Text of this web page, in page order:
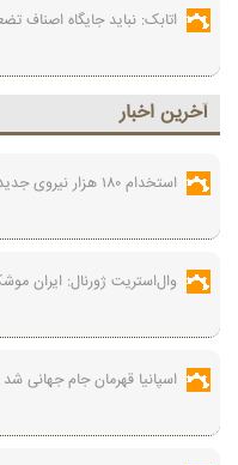
اتابک: نباید جایگاه اصناف
آخرين اخبار
استخدام ۱۸۰ هزار نیروی جدید در آموزش‌ و پرورش
وال‌استریت ژورنال: ایران
اسپانیا قهرمان جام جهانی شد